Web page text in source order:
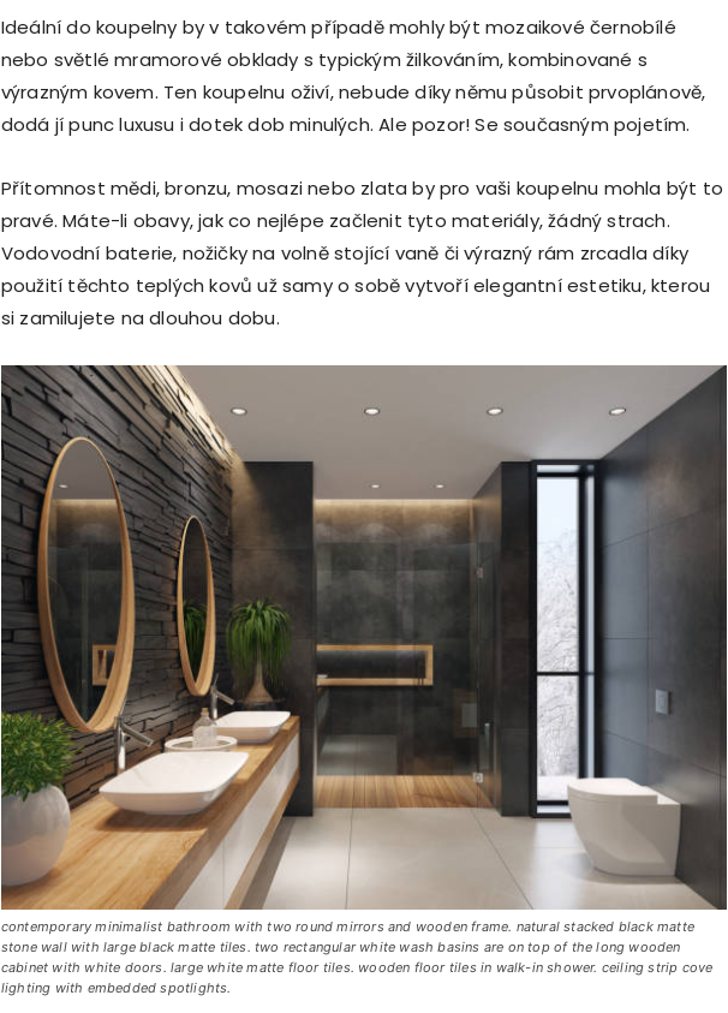
Ideální do koupelny by v takovém případě mohly být mozaikové černobílé
nebo světlé mramorové obklady s typickým žilkováním, kombinované s
výrazným kovem. Ten koupelnu oživí, nebude díky němu působit prvoplánově,
dodá jí punc luxusu i dotek dob minulých. Ale pozor! Se současným pojetím.
Přítomnost mědi, bronzu, mosazi nebo zlata by pro vaši koupelnu mohla být to
pravé. Máte-li obavy, jak co nejlépe začlenit tyto materiály, žádný strach.
Vodovodní baterie, nožičky na volně stojící vaně či výrazný rám zrcadla díky
použití těchto teplých kovů už samy o sobě vytvoří elegantní estetiku, kterou
si zamilujete na dlouhou dobu.
contemporary minimalist bathroom with two round mirrors and wooden frame. natural stacked black matte
stone wall with large black matte tiles. two rectangular white wash basins are on top of the long wooden
cabinet with white doors. large white matte floor tiles. wooden floor tiles in walk-in shower. ceiling strip cove
lighting with embedded spotlights.